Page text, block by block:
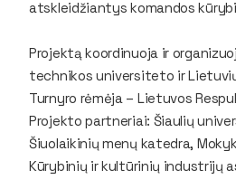
atskleidžiantys komandos
Projektą koordinuoja ir
technikos universiteto ir
Turnyro rėmėja – Lietuvos
Projekto partneriai: Šiaulių
Šiuolaikinių menų katedra,
Kūrybinių ir kultūrinių industrijų